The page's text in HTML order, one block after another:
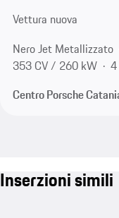
Vettura nuova
Nero Jet Metallizzato
353 CV / 260 kW
Centro Porsche
Inserzioni simili